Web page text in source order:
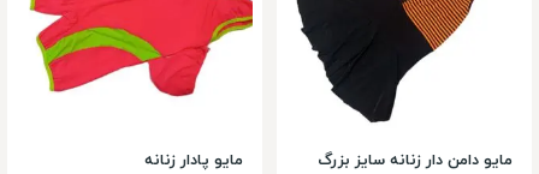
مایو دامن دار زنانه سایز بزرگ مایو پادار زنانه